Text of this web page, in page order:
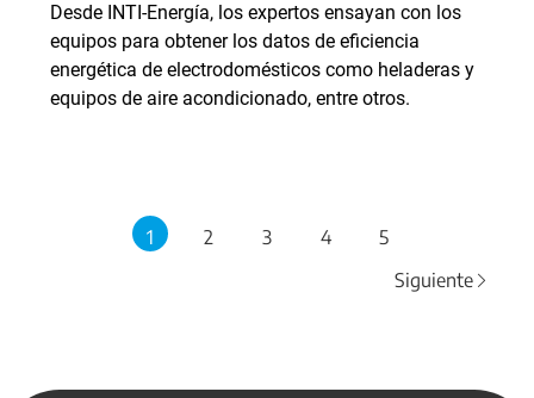
Desde INTI-Energía, los expertos ensayan con los
equipos para obtener los datos de eficiencia
energética de electrodomésticos como heladeras y
equipos de aire acondicionado, entre otros.
1 2 3 4
5
Siguiente